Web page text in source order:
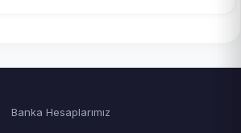
Banka Hesaplarımız